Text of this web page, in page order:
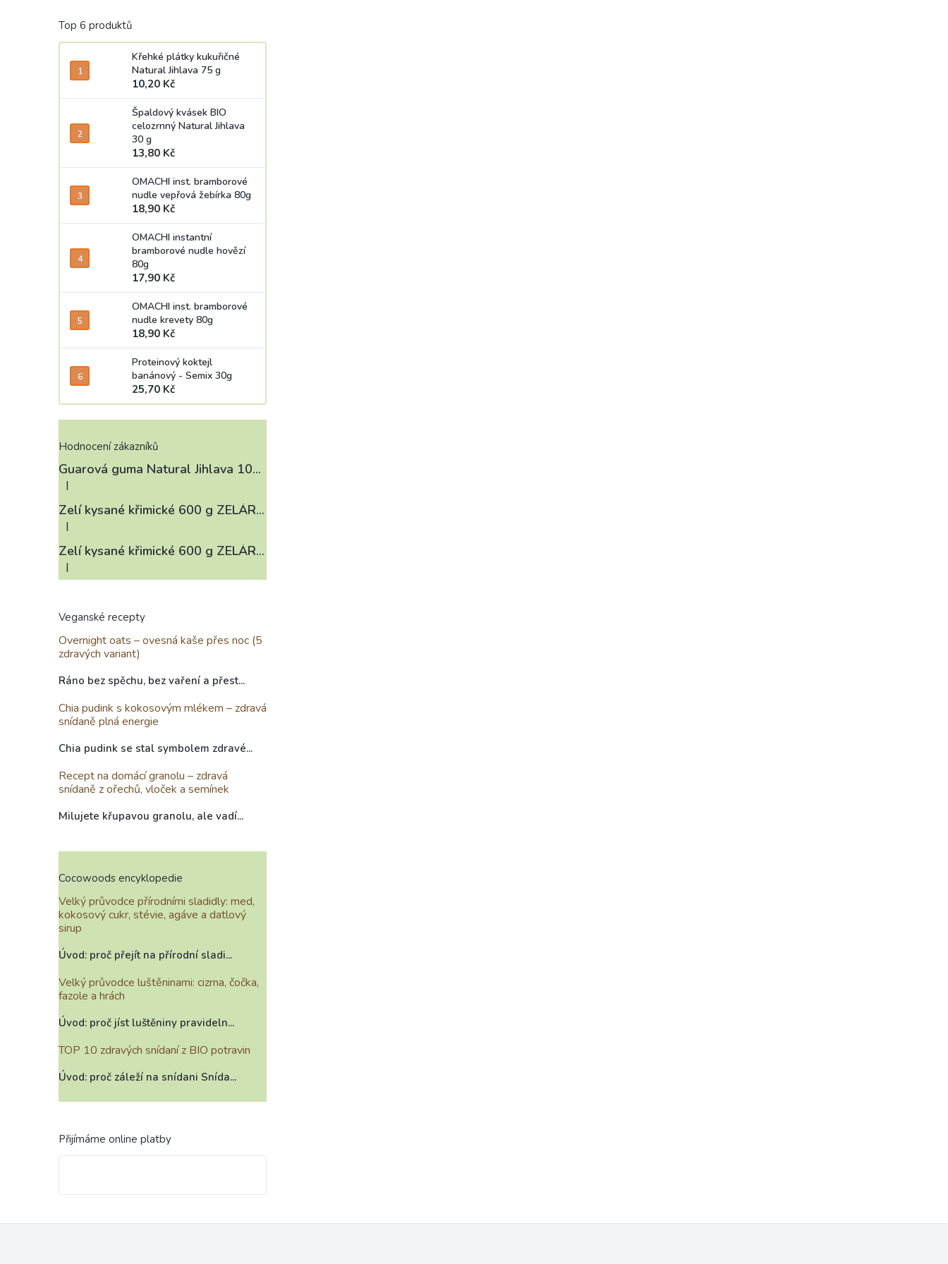
Top 6 produktů
Křehké plátky kukuřičné
Natural Jihlava 75 g
10,20 Kč
Špaldový kvásek BIO
celozrnný Natural Jihlava
30 g
13,80 Kč
OMACHI inst. bramborové
nudle vepřová žebírka 80g
18,90 Kč
OMACHI instantní
bramborové nudle hovězí
80g
17,90 Kč
OMACHI inst. bramborové
nudle krevety 80g
18,90 Kč
Proteinový koktejl
banánový - Semix 30g
25,70 Kč
Hodnocení zákazníků
Guarová guma Natural Jihlava 100 g
Hodnocení produktu je 4 z 5 hvězdiček.
|
Zelí kysané křimické 600 g ZELÁRNA LOBKOWICZ
Hodnocení produktu je 3 z 5 hvězdiček.
|
Zelí kysané křimické 600 g ZELÁRNA LOBKOWICZ
Hodnocení produktu je 4 z 5 hvězdiček.
|
Veganské recepty
Overnight oats – ovesná kaše přes noc (5
zdravých variant)
Ráno bez spěchu, bez vaření a přest...
Chia pudink s kokosovým mlékem – zdravá
snídaně plná energie
Chia pudink se stal symbolem zdravé...
Recept na domácí granolu – zdravá
snídaně z ořechů, vloček a semínek
Milujete křupavou granolu, ale vadí...
Cocowoods encyklopedie
Velký průvodce přírodními sladidly: med,
kokosový cukr, stévie, agáve a datlový
sirup
Úvod: proč přejít na přírodní sladi...
Velký průvodce luštěninami: cizrna, čočka,
fazole a hrách
Úvod: proč jíst luštěniny pravideln...
TOP 10 zdravých snídaní z BIO potravin
Úvod: proč záleží na snídani Snída...
Přijímáme online platby